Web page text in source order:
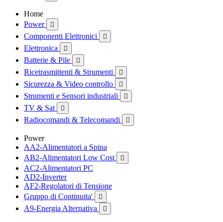
Home
Power

Componenti Elettronici 
Elettronica 
Batterie & Pile 
Ricetrasmittenti & Strumenti 
Sicurezza & Video controllo 
Strumenti e Sensori industriali 
TV & Sat 
Radiocomandi & Telecomandi 
Power
AA2-Alimentatori a Spina
AB2-Alimentatori Low Cost

AC2-Alimentatori PC
AD2-Inverter
AF2-Regolatori di Tensione
Gruppo di Continuita'

A9-Energia Alternativa 